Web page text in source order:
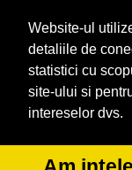
Website-ul
detaliile de
statistici cu
site-ului si
intereselor dvs.
Alpinist-
Service-